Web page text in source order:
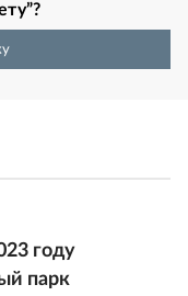
году
парк